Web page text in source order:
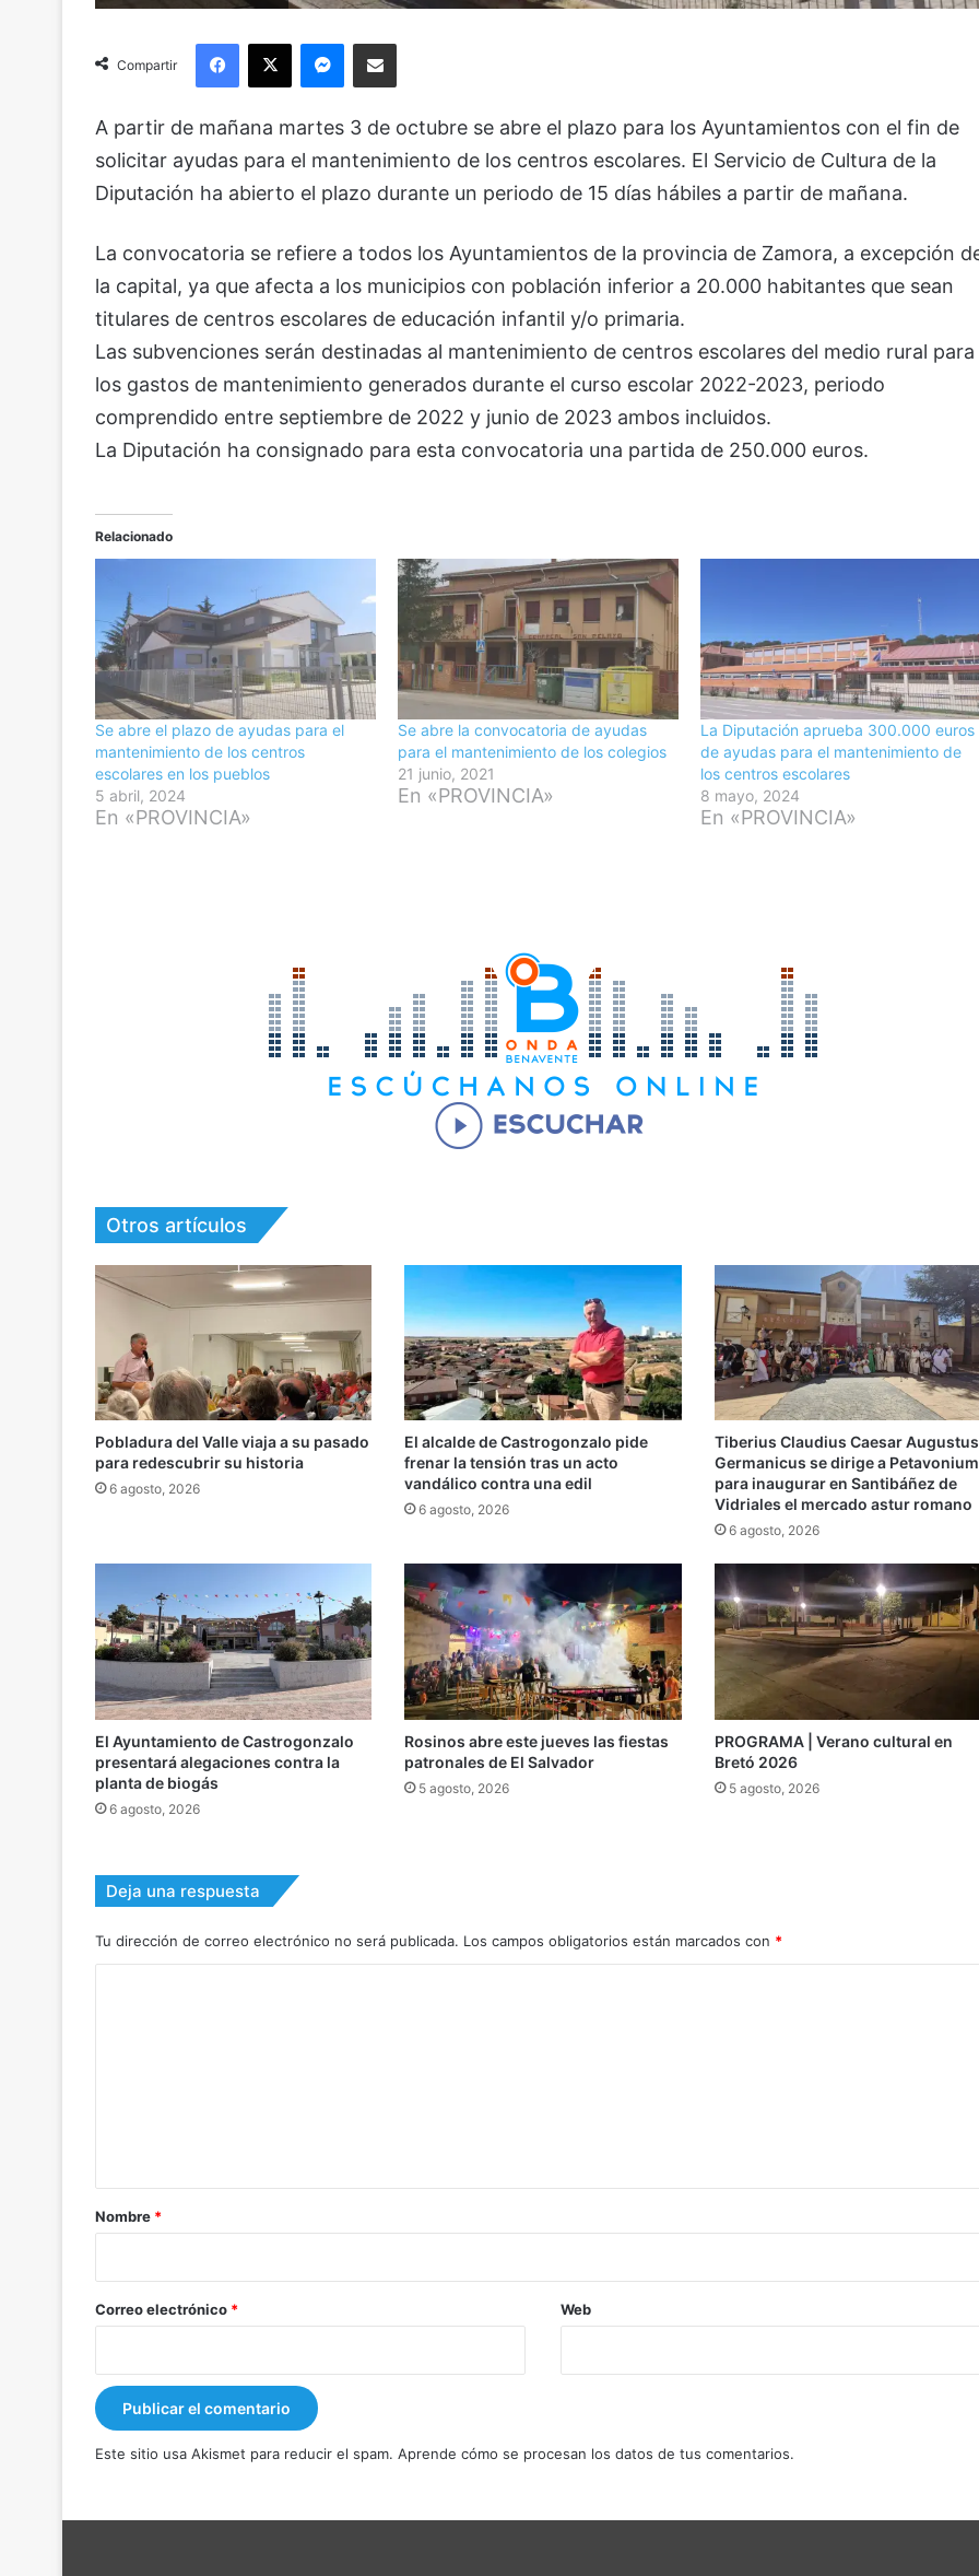
Compartir
Facebook
X Messenger
Compartir via Email
A partir de mañana martes 3 de octubre se abre el plazo para los Ayuntamientos con el fin de
solicitar ayudas para el mantenimiento de los centros escolares. El Servicio de Cultura de la
Diputación ha abierto el plazo durante un periodo de 15 días hábiles a partir de mañana.
La convocatoria se refiere a todos los Ayuntamientos de la provincia de Zamora, a excepción
la capital, ya que afecta a los municipios con población inferior a 20.000 habitantes que sean
titulares de centros escolares de educación infantil y/o primaria.
Las subvenciones serán destinadas al mantenimiento de centros escolares del medio rural para
los gastos de mantenimiento generados durante el curso escolar 2022-2023, periodo
comprendido entre septiembre de 2022 y junio de 2023 ambos incluidos.
La Diputación ha consignado para esta convocatoria una partida de 250.000 euros.
Relacionado
Se abre el plazo de ayudas para el
mantenimiento de los centros
escolares en los pueblos
5 abril, 2024
En «PROVINCIA»
Se abre la convocatoria de ayudas
para el mantenimiento de los colegios
21 junio, 2021
En «PROVINCIA»
La Diputación aprueba 300.000 euros
de ayudas para el mantenimiento de
los centros escolares
8 mayo, 2024
En «PROVINCIA»
Otros artículos
Pobladura del Valle viaja a su pasado
para redescubrir su historia
6 agosto, 2026
El alcalde de Castrogonzalo pide
frenar la tensión tras un acto
vandálico contra una edil
6 agosto, 2026
Tiberius Claudius Caesar Augustus
Germanicus se dirige a Petavonium
para inaugurar en Santibáñez de
Vidriales el mercado astur romano
6 agosto, 2026
El Ayuntamiento de Castrogonzalo
presentará alegaciones contra la
planta de biogás
6 agosto, 2026
Rosinos abre este jueves las fiestas
patronales de El Salvador
5 agosto, 2026
PROGRAMA | Verano cultural en
Bretó 2026
5 agosto, 2026
Deja una respuesta
Tu dirección de correo electrónico no será publicada. Los campos obligatorios están marcados con *
r
*
Nombre *
Correo electrónico * Web
Este sitio usa Akismet para reducir el spam. Aprende cómo se procesan los datos de tus comentarios.